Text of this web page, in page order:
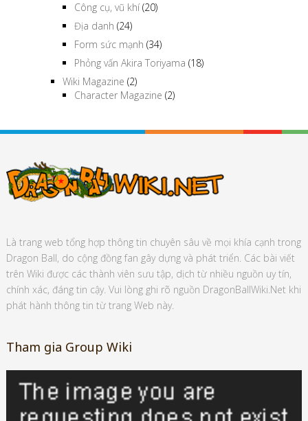
Công cụ, vũ khí(20)
Địa danh (24)
Form sức mạnh (34)
Phỏng vấn Akira Toriyama (18)
Wiki Magazine (2)
Character Magazine (2)
Là trang web tổng hợp thông tin chuyên sâu về mọi khía cạnh trong
Dragon Ball, do cộng đồng fan gây dựng và phát triển. Các bài viết
trên Wiki được các thành viên sưu tập, dịch từ nhiều nguồn uy tín,
chính xác, đáng tin cậy. Vui lòng ghi rõ nguồn DragonBallWiki.Net khi
phát hành thông tin từ trang Web này.
Tham gia Group Wiki